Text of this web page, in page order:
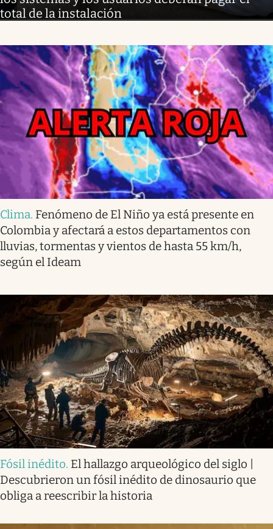
total de la instalación
Clima. Fenómeno de El Niño ya está presente en
Colombia y afectará a estos departamentos con
lluvias, tormentas y vientos de hasta 55 km/h,
según el Ideam
Fósil inédito. El hallazgo arqueológico del siglo |
Descubrieron un fósil inédito de dinosaurio que
obliga a reescribir la historia